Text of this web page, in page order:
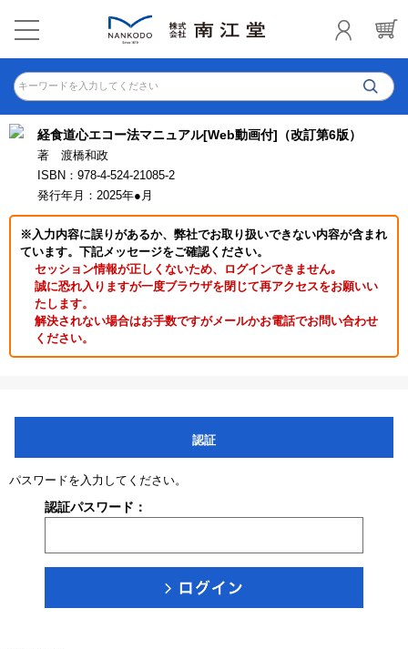
キーワードを入力してください
経食道心エコー法マニュアル[Web動画付]（改訂第6版）
著 渡橋和政
ISBN：978-4-524-21085-2
発行年月：2025年●月
※入力内容に誤りがあるか、弊社でお取り扱いできない内容が含まれ
ています。下記メッセージをご確認ください。
セッション情報が正しくないため、ログインできません｡
誠に恐れ入りますが一度ブラウザを閉じて再アクセスをお願いい
たします。
解決されない場合はお手数ですがメールかお電話でお問い合わせ
ください。
認証
パスワードを入力してください。
認証パスワード：